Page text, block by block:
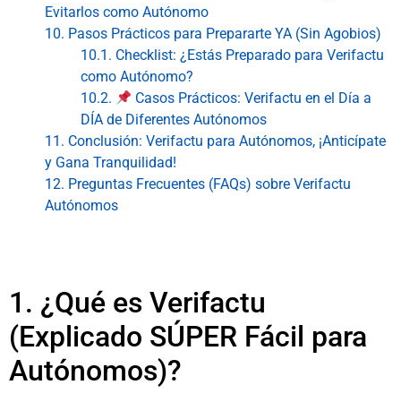
Evitarlos como Autónomo
10. Pasos Prácticos para Prepararte YA (Sin Agobios)
10.1. Checklist: ¿Estás Preparado para Verifactu
como Autónomo?
10.2.
Casos Prácticos: Verifactu en el Día a
DÍA de Diferentes Autónomos
11. Conclusión: Verifactu para Autónomos, ¡Anticípate
y Gana Tranquilidad!
12. Preguntas Frecuentes (FAQs) sobre Verifactu
Autónomos
1. ¿Qué es Verifactu
(Explicado SÚPER Fácil para
Autónomos)?